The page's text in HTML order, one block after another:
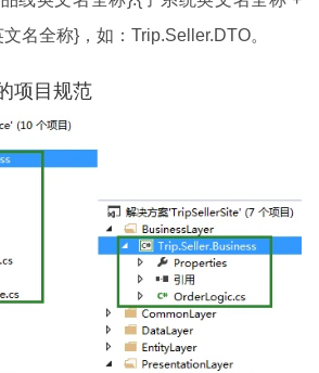
名全称}，如：Trip.Seller.DTO。
项目规范